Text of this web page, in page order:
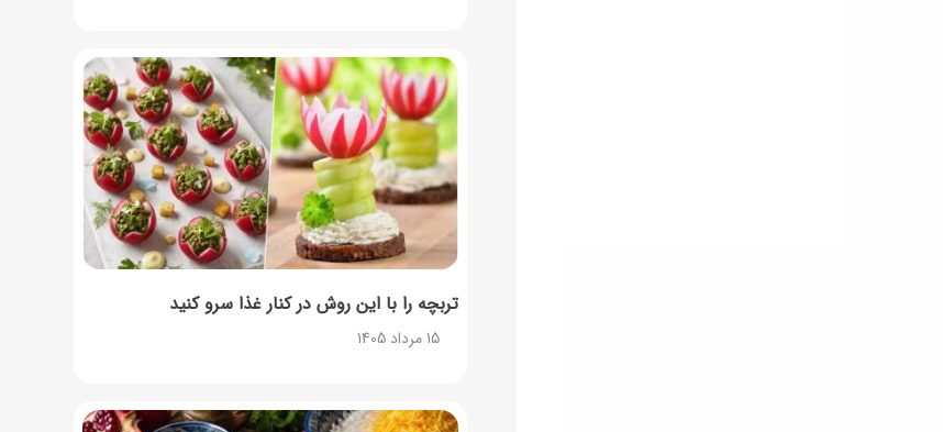
تربچه را با این روش در کنار غذا سرو کنید
15 مرداد 1405